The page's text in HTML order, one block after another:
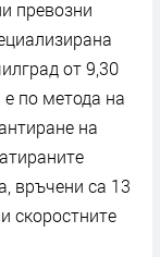
превозни
от 9,30
по метода на
на
връчени са 13
скоростните